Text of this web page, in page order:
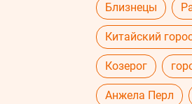
Близнецы
Китайский
Козерог
Анжела Перл